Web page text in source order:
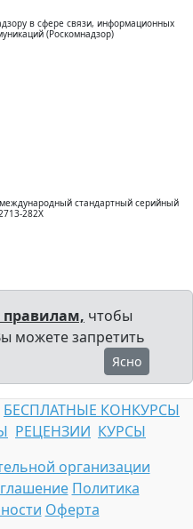
в сфере связи, информационных
(Роскомнадзор)
стандартный серийный
282X
правилам, чтобы
можете запретить
Ясно
БЕСПЛАТНЫЕ КОНКУРСЫ
РЕЦЕНЗИИ КУРСЫ
организации
Политика
Оферта